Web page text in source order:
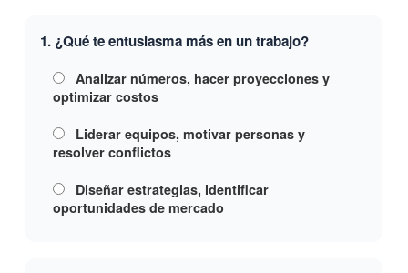
1. ¿Qué te entusiasma más en un trabajo?
Analizar números, hacer proyecciones y
optimizar costos
Liderar equipos, motivar personas y
resolver conflictos
Diseñar estrategias, identificar
oportunidades de mercado